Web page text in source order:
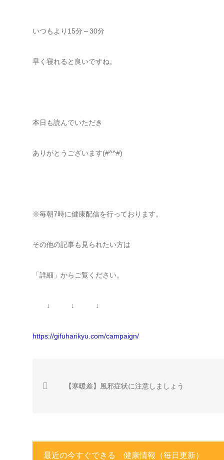
いつもより15分～30分
早く寝れると良いですね。
本日も読んでいただき
ありがとうございます(#^^#)
※毎朝7時に健康配信を行っております。
その他の記事も見られたい方は
「詳細」からご覧ください。
↓ ↓ ↓
https://gifuharikyu.com/campaign/
【寒暖差】風邪症状に注意しましょう
最近の今すぐできる 健康情報（毎日更新）